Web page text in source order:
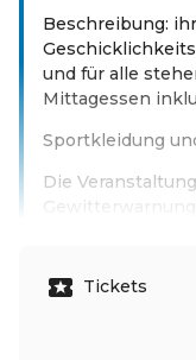
Beschreibung:
und für alle
Mittagessen
Sportkleidung
Die
Tickets